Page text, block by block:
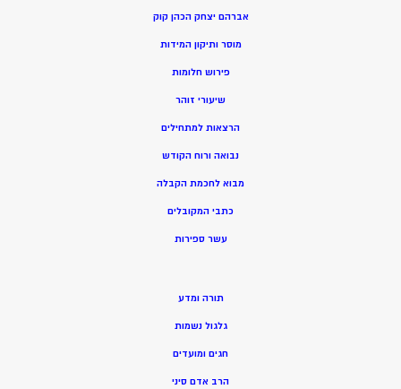
אברהם יצחק הכהן קוק
מוסר ותיקון המידות
פירוש חלומות
שיעורי זוהר
הרצאות למתחילים
נבואה ורוח הקודש
מבוא לחכמת הקבלה
כתבי המקובלים
עשר ספירות
תורה ומדע
גלגול נשמות
חגים ומועדים
הרב אדם סיני